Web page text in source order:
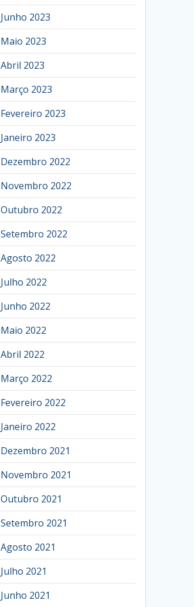
Junho 2023
Maio 2023
Abril 2023
Março 2023
Fevereiro 2023
Janeiro 2023
Dezembro 2022
Novembro 2022
Outubro 2022
Setembro 2022
Agosto 2022
Julho 2022
Junho 2022
Maio 2022
Abril 2022
Março 2022
Fevereiro 2022
Janeiro 2022
Dezembro 2021
Novembro 2021
Outubro 2021
Setembro 2021
Agosto 2021
Julho 2021
Junho 2021